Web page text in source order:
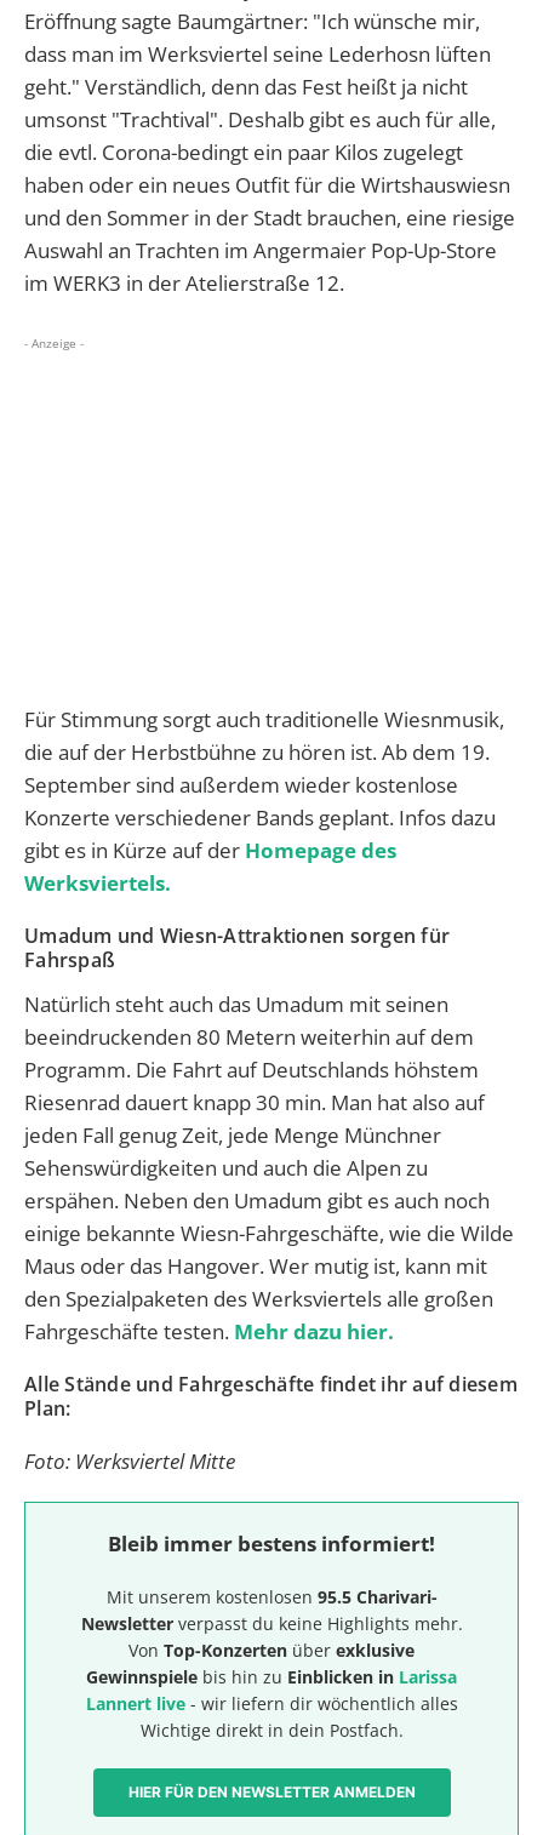
Eröffnung sagte Baumgärtner: "Ich wünsche mir,
dass man im Werksviertel seine Lederhosn lüften
geht." Verständlich, denn das Fest heißt ja nicht
umsonst "Trachtival". Deshalb gibt es auch für alle,
die evtl. Corona-bedingt ein paar Kilos zugelegt
haben oder ein neues Outfit für die Wirtshauswiesn
und den Sommer in der Stadt brauchen, eine riesige
Auswahl an Trachten im Angermaier Pop-Up-Store
im WERK3 in der Atelierstraße 12.
- Anzeige -
Für Stimmung sorgt auch traditionelle Wiesnmusik,
die auf der Herbstbühne zu hören ist. Ab dem 19.
September sind außerdem wieder kostenlose
Konzerte verschiedener Bands geplant. Infos dazu
gibt es in Kürze auf der Homepage des
Werksviertels.
Umadum und Wiesn-Attraktionen sorgen für
Fahrspaß
Natürlich steht auch das Umadum mit seinen
beeindruckenden 80 Metern weiterhin auf dem
Programm. Die Fahrt auf Deutschlands höhstem
Riesenrad dauert knapp 30 min. Man hat also auf
jeden Fall genug Zeit, jede Menge Münchner
Sehenswürdigkeiten und auch die Alpen zu
erspähen. Neben den Umadum gibt es auch noch
einige bekannte Wiesn-Fahrgeschäfte, wie die Wilde
Maus oder das Hangover. Wer mutig ist, kann mit
den Spezialpaketen des Werksviertels alle großen
Fahrgeschäfte testen. Mehr dazu hier.
Alle Stände und Fahrgeschäfte findet ihr auf diesem
Plan:
Foto: Werksviertel Mitte
Bleib immer bestens informiert!
Mit unserem kostenlosen 95.5 Charivari-
Newsletterverpasst du keine Highlights mehr.
Von Top-Konzerten über exklusive
Gewinnspiele bis hin zu Einblicken in Larissa
Lannert live- wir liefern dir wöchentlich alles
Wichtige direkt in dein Postfach.
HIER FÜR DEN NEWSLETTER ANMELDEN